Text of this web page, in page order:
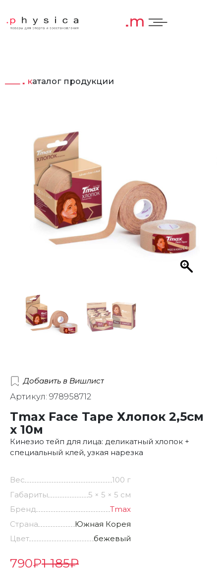
каталог продукции
Добавить в Вишлист
Артикул: 978958712
Tmax Face Tape Хлопок 2,5см
х 10м
Кинезио тейп для лица: деликатный хлопок +
специальный клей, узкая нарезка
Вес
100 г
Габариты
5 × 5 × 5 см
Бренд
Tmax
Страна
Южная Корея
Цвет
бежевый
1 185₽
790₽